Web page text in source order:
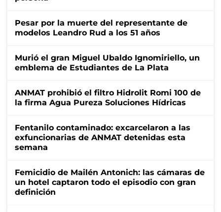
Pesar por la muerte del representante de
modelos Leandro Rud a los 51 años
Murió el gran Miguel Ubaldo Ignomiriello, un
emblema de Estudiantes de La Plata
ANMAT prohibió el filtro Hidrolit Romi 100 de
la firma Agua Pureza Soluciones Hídricas
Fentanilo contaminado: excarcelaron a las
exfuncionarias de ANMAT detenidas esta
semana
Femicidio de Mailén Antonich: las cámaras de
un hotel captaron todo el episodio con gran
definición